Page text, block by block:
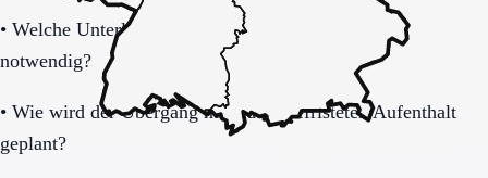
• Welche Unterlagen und Informationen sind sofort
notwendig?
• Wie wird der Übergang nach dem befristeten Aufenthalt
geplant?